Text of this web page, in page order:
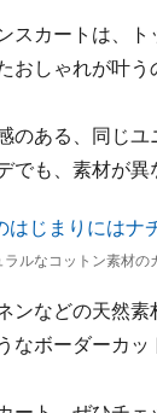
スカートは、
おしゃれが叶う
のある、同じ
でも、素材が異
ルなコットン素材の
ンなどの天然
なボーダーカッ